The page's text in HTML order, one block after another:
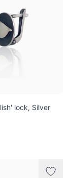
lock, Silver